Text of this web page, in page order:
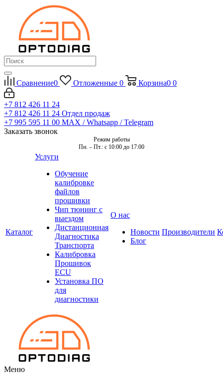
Сравнение0 Отложенные 0 Корзина0 0
+7 812 426 11 24
+7 812 426 11 24 Отдел продаж
+7 995 595 11 00 MAX / Whatsapp / Telegram
Заказать звонок
Режим работы
Пн. – Пт.: с 10:00 до 17:00
Каталог
Услуги
Обучение
калибровке
файлов
прошивки
Чип тюнинг с
выездом
Дистанционная
Диагностика
Транспорта
Калибровка
Прошивок
ECU
Установка ПО
для
диагностики
О нас
Новости
Блог
Производители
Меню